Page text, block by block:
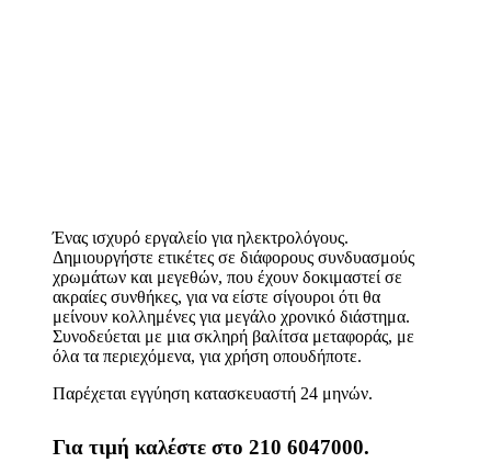
Ένας ισχυρό εργαλείο για ηλεκτρολόγους.
Δημιουργήστε ετικέτες σε διάφορους συνδυασμούς
χρωμάτων και μεγεθών, που έχουν δοκιμαστεί σε
ακραίες συνθήκες, για να είστε σίγουροι ότι θα
μείνουν κολλημένες για μεγάλο χρονικό διάστημα.
Συνοδεύεται με μια σκληρή βαλίτσα μεταφοράς, με
όλα τα περιεχόμενα, για χρήση οπουδήποτε.
Παρέχεται εγγύηση κατασκευαστή 24 μηνών.
Για τιμή καλέστε στο 210 6047000.